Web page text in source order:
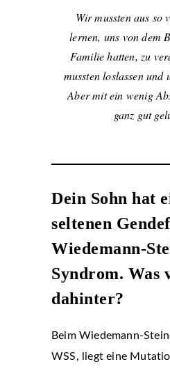
Wir mussten aus so
lernen, uns von dem
Familie hatten, zu
mussten loslassen und
Aber mit ein wenig
ganz gut
Dein Sohn hat
seltenen
Wiedemann-
Syndrom. Was
dahinter?
Beim Wiedemann-
WSS, liegt eine